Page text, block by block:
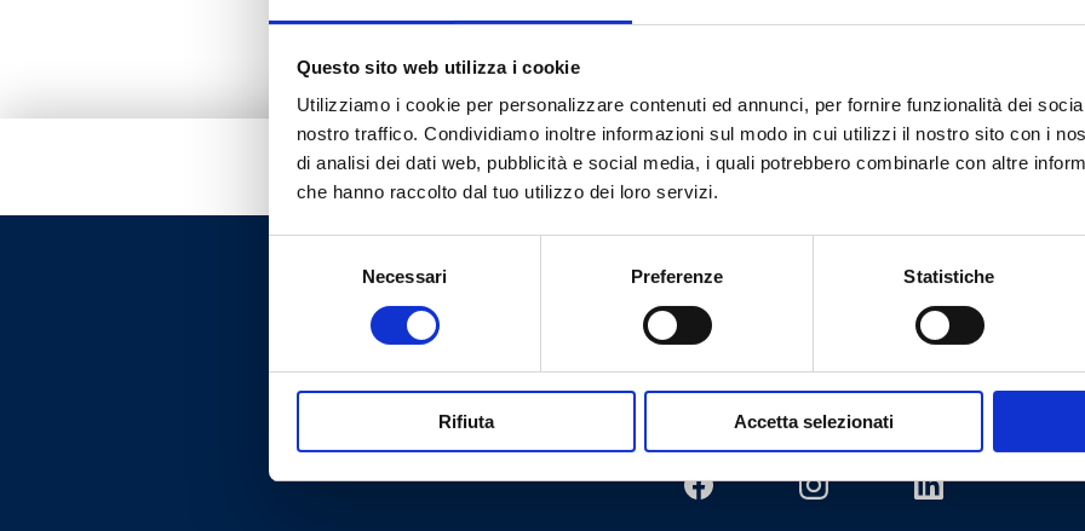
Questo sito web utilizza i cookie
Utilizziamo i cookie per personalizzare contenuti ed annunci, per fornire funzionalità dei
nostro traffico. Condividiamo inoltre informazioni sul modo in cui utilizzi il nostro sito con i
di analisi dei dati web, pubblicità e social media, i quali potrebbero combinarle con altre
che hanno raccolto dal tuo utilizzo dei loro servizi.
Necessari Preferenze Statistiche
Rifiuta Accetta selezionati
Вам нужна помощь?